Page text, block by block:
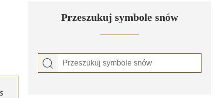
Przeszukuj symbole snów